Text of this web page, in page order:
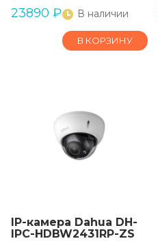
23890 ₽ В наличии
В КОРЗИНУ
IP-камера Dahua DH-
IPC-HDBW2431RP-ZS